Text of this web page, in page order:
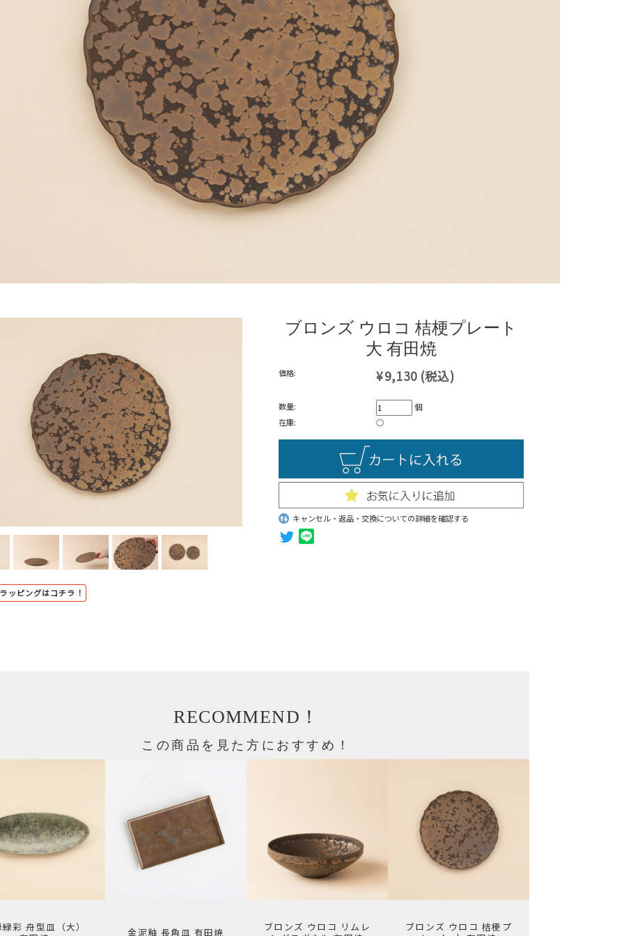
ブロンズ ウロコ 桔梗プレート
大 有田焼
価格: ¥9,130 (税込)
数量:
個
在庫:
○
キャンセル・返品・交換についての詳細を確認する
ッピングはコチラ！
RECOMMEND！
この商品を見た方におすすめ！
彩 舟型皿（大）
金泥釉 長角皿 有田焼
ブロンズ ウロコ リムレ
ブロンズ ウロコ 桔梗プ